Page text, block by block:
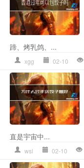
蹄、烤乳鸽、...
xgg 02-10
直是宇宙中...
wsl 02-10